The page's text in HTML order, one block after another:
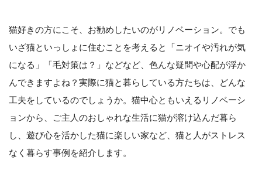
猫好きの方にこそ、お勧めしたいのがリノベーション。でも
いざ猫といっしょに住むことを考えると「ニオイや汚れが気
になる」「毛対策は？」などなど、色んな疑問や心配が浮か
んできますよね？実際に猫と暮らしている方たちは、どんな
工夫をしているのでしょうか。猫中心ともいえるリノベーシ
ョンから、ご主人のおしゃれな生活に猫が溶け込んだ暮ら
し、遊び心を活かした猫に楽しい家など、猫と人がストレス
なく暮らす事例を紹介します。